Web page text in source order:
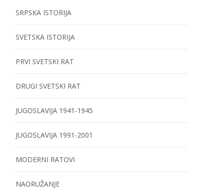
SRPSKA ISTORIJA
SVETSKA ISTORIJA
PRVI SVETSKI RAT
DRUGI SVETSKI RAT
JUGOSLAVIJA 1941-1945
JUGOSLAVIJA 1991-2001
MODERNI RATOVI
NAORUŽANJE